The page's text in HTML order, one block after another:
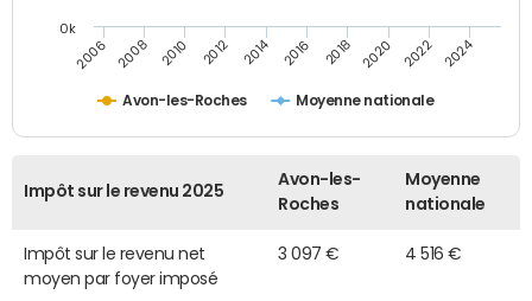
Avon-les-Roches Moyenne nationale
2006 2008 2010 2012 2014 2016 2018 2020 2022 2024
0k
Impôt sur le revenu 2025
Avon-les-
Roches
Moyenne
nationale
Impôt sur le revenu net
moyen par foyer imposé
3 097 € 4 516 €